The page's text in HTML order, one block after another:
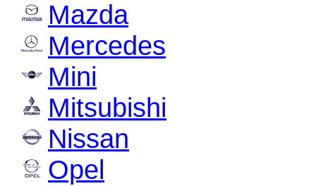
Mazda
Mercedes
Mini
Mitsubishi
Nissan
Opel